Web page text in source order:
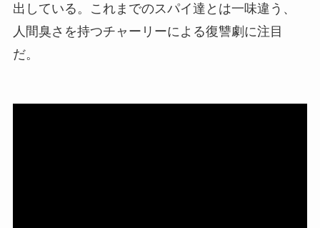
出している。これまでのスパイ達とは一味違う、
人間臭さを持つチャーリーによる復讐劇に注目
だ。